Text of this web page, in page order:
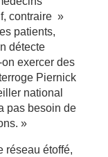
contraire »
patients,
détecte
exercer des
Piernick
national
pas besoin de
»
réseau étoffé,